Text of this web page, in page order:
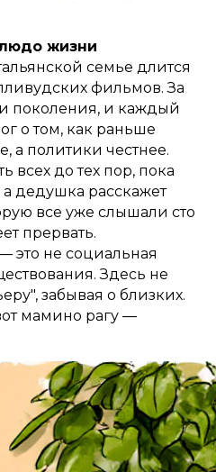
жизни
семье длится
фильмов. За
поколения, и каждый
о том, как раньше
а политики честнее.
всех до тех пор, пока
дедушка расскажет
все уже слышали сто
прервать.
это не социальная
Здесь не
забывая о близких.
мамино рагу —